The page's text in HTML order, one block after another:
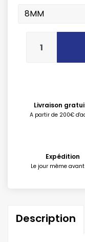
Livraison
A partir de 200€
Expédition
Le jour même avant
Description